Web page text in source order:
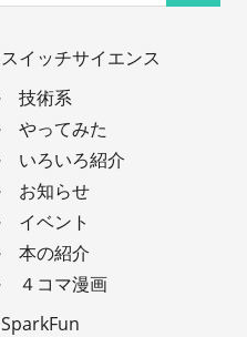
スイッチサイエンス
技術系
やってみた
いろいろ紹介
お知らせ
イベント
本の紹介
４コマ漫画
SparkFun